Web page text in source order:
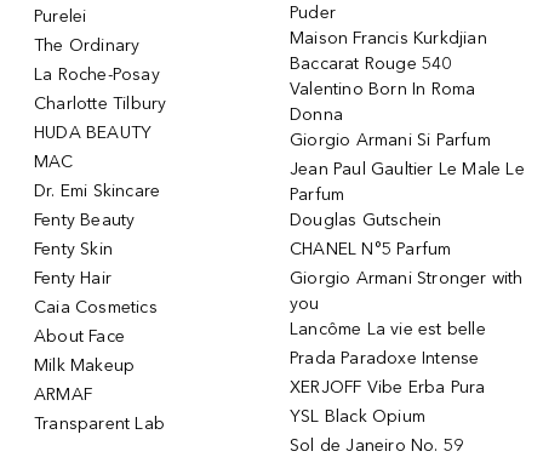
Purelei
The Ordinary
La Roche-Posay
Charlotte Tilbury
HUDA BEAUTY
MAC
Dr. Emi Skincare
Fenty Beauty
Fenty Skin
Fenty Hair
Caia Cosmetics
About Face
Milk Makeup
ARMAF
Transparent Lab
Puder
Maison Francis Kurkdjian
Baccarat Rouge 540
Valentino Born In Roma
Donna
Giorgio Armani Si Parfum
Jean Paul Gaultier Le Male Le
Parfum
Douglas Gutschein
CHANEL N°5 Parfum
Giorgio Armani Stronger with
you
Lancôme La vie est belle
Prada Paradoxe Intense
XERJOFF Vibe Erba Pura
YSL Black Opium
Sol de Janeiro No. 59